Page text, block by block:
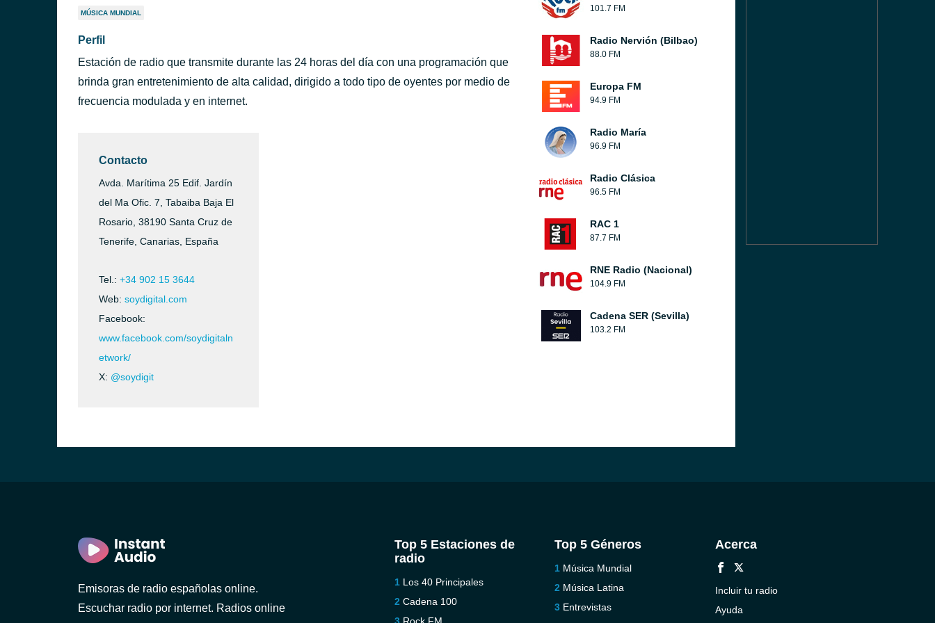
MÚSICA MUNDIAL
Perfil
Estación de radio que transmite durante las 24 horas del día con una programación que
brinda gran entretenimiento de alta calidad, dirigido a todo tipo de oyentes por medio de
frecuencia modulada y en internet.
Contacto
Avda. Marítima 25 Edif. Jardín
del Ma Ofic. 7, Tabaiba Baja El
Rosario, 38190 Santa Cruz de
Tenerife, Canarias, España
Tel.: +34 902 15 3644
Web: soydigital.com
Facebook:
www.facebook.com/soydigitaln
etwork/
X: @soydigit
101.7 FM
Radio Nervión (Bilbao)
88.0 FM
Europa FM
94.9 FM
Radio María
96.9 FM
Radio Clásica
96.5 FM
RAC 1
87.7 FM
RNE Radio (Nacional)
104.9 FM
Cadena SER (Sevilla)
103.2 FM
Emisoras de radio españolas online.
Escuchar radio por internet. Radios online
Top 5 Estaciones de
radio
Los 40 Principales
Cadena 100
Top 5 Géneros
Música Mundial
Música Latina
Entrevistas
Acerca
Incluir tu radio
Ayuda